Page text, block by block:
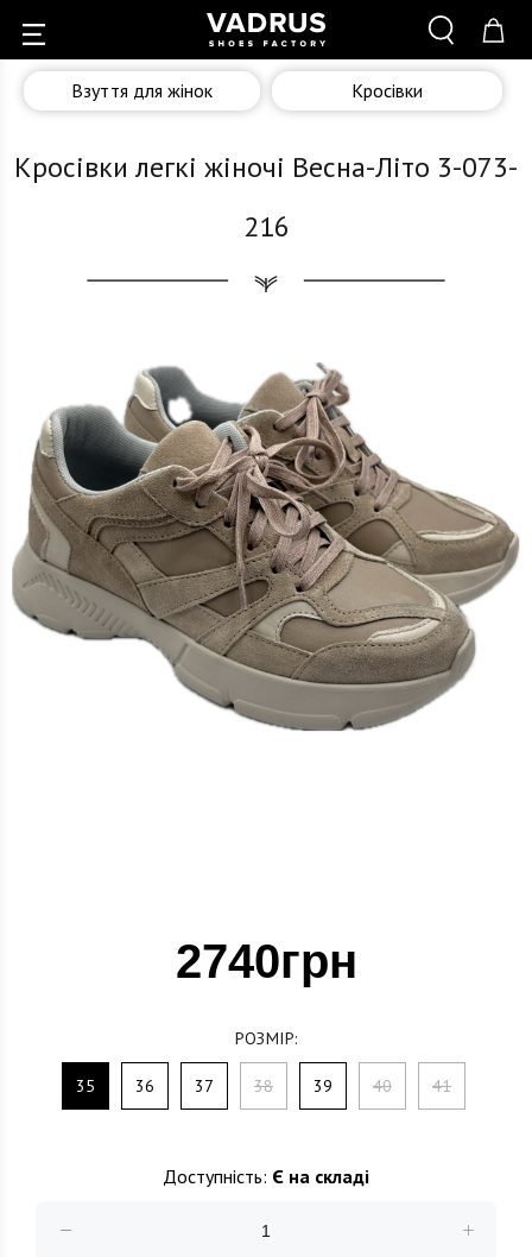
Взуття для жінок Кросівки
Кросівки легкі жіночі Весна-Літо 3-073-
216
2740грн
РОЗМІР:
35 36 37 38 39 40 41
Доступність: Є на складі